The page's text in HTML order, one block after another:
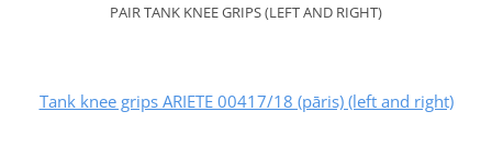
PAIR TANK KNEE GRIPS (LEFT AND RIGHT)
Tank knee grips ARIETE 00417/18 (pāris) (left and right)